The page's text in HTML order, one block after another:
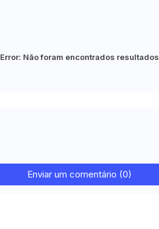
Error: Não foram encontrados resultados
Enviar um comentário (0)